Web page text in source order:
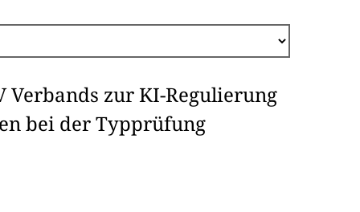
Verbands zur KI-Regulierung
bei der Typprüfung